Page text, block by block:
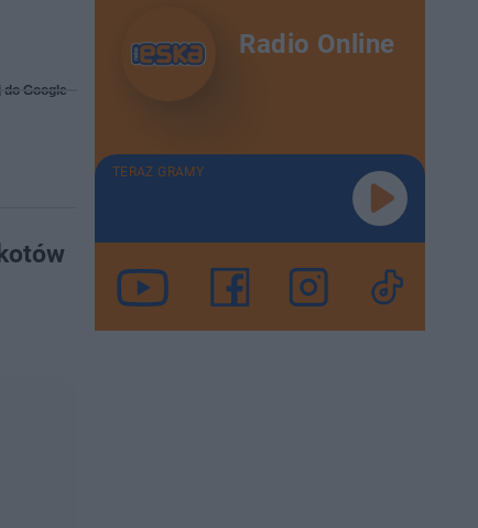
do Google
Radio Online
TERAZ GRAMY